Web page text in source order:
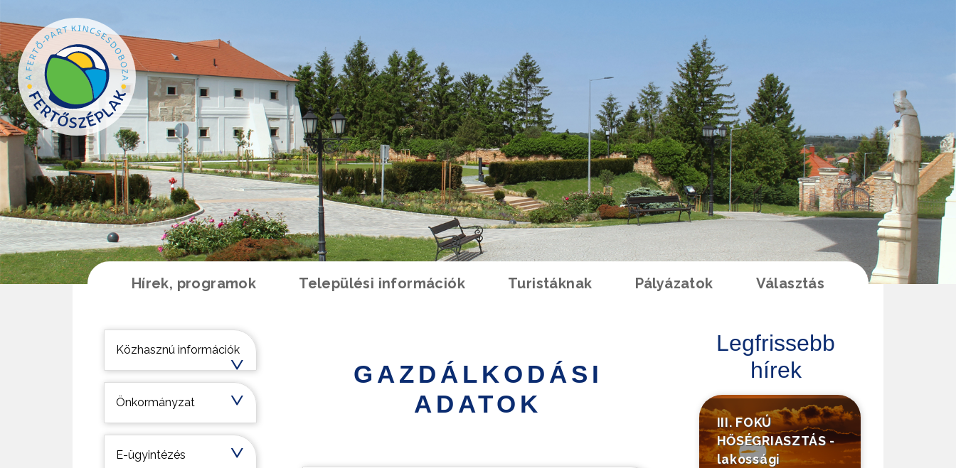
Hírek, programok Települési információk Turistáknak Pályázatok Választás
Települési információk
Közhasznú információk
Önkormányzat
E-ügyintézés
GAZDÁLKODÁSI
ADATOK
Legfrissebb
hírek
III. FOKÚ
HŐSÉGRIASZTÁS -
lakossági